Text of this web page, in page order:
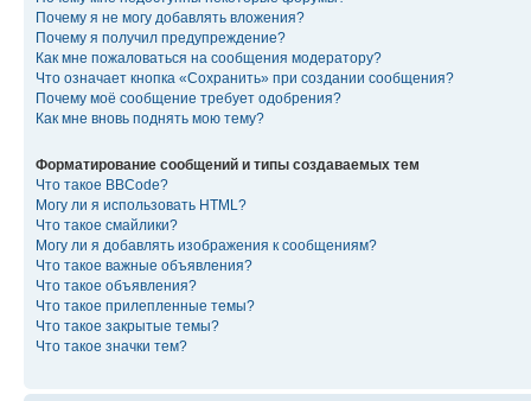
Почему я не могу добавлять вложения?
Почему я получил предупреждение?
Как мне пожаловаться на сообщения модератору?
Что означает кнопка «Сохранить» при создании сообщения?
Почему моё сообщение требует одобрения?
Как мне вновь поднять мою тему?
Форматирование сообщений и типы создаваемых тем
Что такое BBCode?
Могу ли я использовать HTML?
Что такое смайлики?
Могу ли я добавлять изображения к сообщениям?
Что такое важные объявления?
Что такое объявления?
Что такое прилепленные темы?
Что такое закрытые темы?
Что такое значки тем?